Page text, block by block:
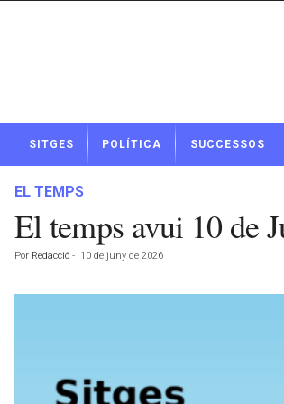
t
SITGES POLÍTICA SUCCESSOS
EL TEMPS
El temps avui 10 de
Por Redacció - 10 de juny de 2026